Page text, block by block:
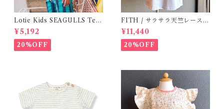
Lotie Kids SEAGULLS Tee
(12m- 8Y)
¥5,192
20%OFF
FITH / サラサラ天竺レースT
シャツ (BL) / 145・155
¥11,440
20%OFF